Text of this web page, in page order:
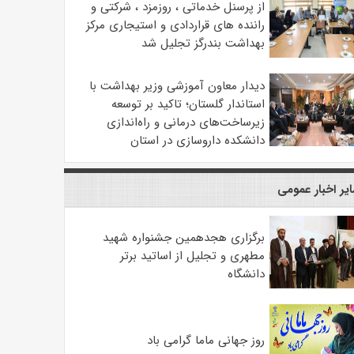
از پرسنل خدماتی ، روزمزد ، شرکتی و
راننده های قراردادی و استیجاری مرکز
بهداشت بندرگز تجلیل شد
دیدار معاون آموزشی وزیر بهداشت با
استاندار گلستان؛ تاکید بر توسعه
زیرساخت‌های درمانی و راه‌اندازی
دانشکده داروسازی در استان
اخبار عمومی
برگزاری هجدهمین جشنواره شهید
مطهری و تجلیل از اساتید برتر
دانشگاه
روز جهانی ماما گرامی باد